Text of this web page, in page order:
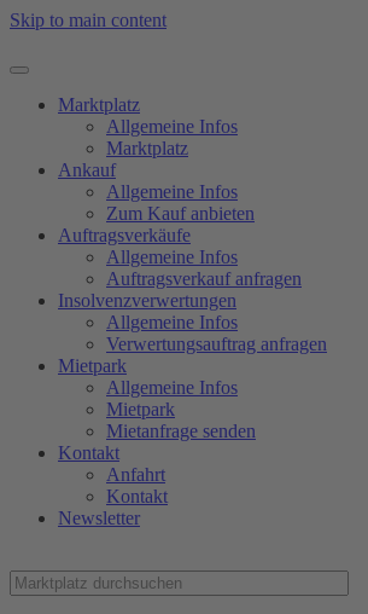
Skip to main content
Marktplatz
Allgemeine Infos
Marktplatz
Ankauf
Allgemeine Infos
Zum Kauf anbieten
Auftragsverkäufe
Allgemeine Infos
Auftragsverkauf anfragen
Insolvenzverwertungen
Allgemeine Infos
Verwertungsauftrag anfragen
Mietpark
Allgemeine Infos
Mietpark
Mietanfrage senden
Kontakt
Anfahrt
Kontakt
Newsletter